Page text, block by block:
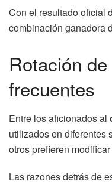
Con el resultado oficial
combinación ganadora
Rotación
frecuentes
Entre los aficionados al
utilizados en diferentes
otros prefieren
Las razones detrás de